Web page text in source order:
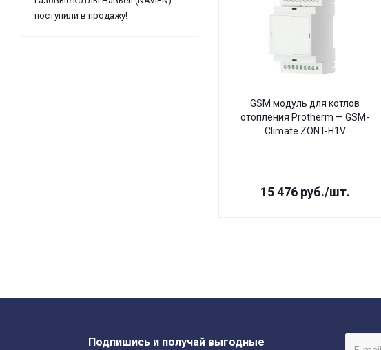
GSM модуль для котлов
отопления Protherm — GSM-
Climate ZONT-H1V
15 476руб./шт.
поступили в продажу!
Подпишись и получай выгодные